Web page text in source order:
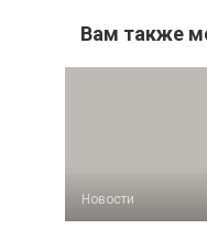
Вам также
Новости